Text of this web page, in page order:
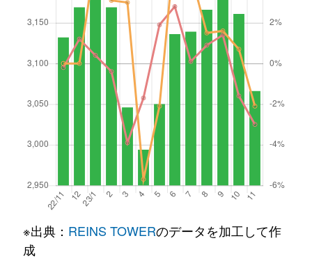
※出典： REINS TOWERのデータを加工して作
成